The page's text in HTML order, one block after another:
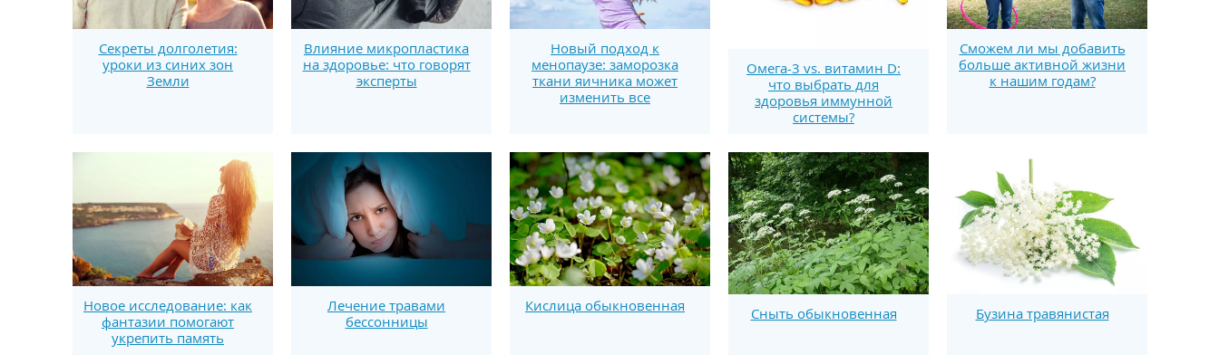
Секреты долголетия:
уроки из синих зон
Земли
Влияние микропластика
на здоровье: что говорят
эксперты
Новый подход к
менопаузе: заморозка
ткани яичника может
изменить все
Омега-3 vs. витамин D:
что выбрать для
здоровья иммунной
системы?
Сможем ли мы добавить
больше активной жизни
к нашим годам?
Новое исследование: как
фантазии помогают
укрепить память
Лечение травами
бессонницы
Кислица обыкновенная Сныть обыкновенная Бузина травянистая